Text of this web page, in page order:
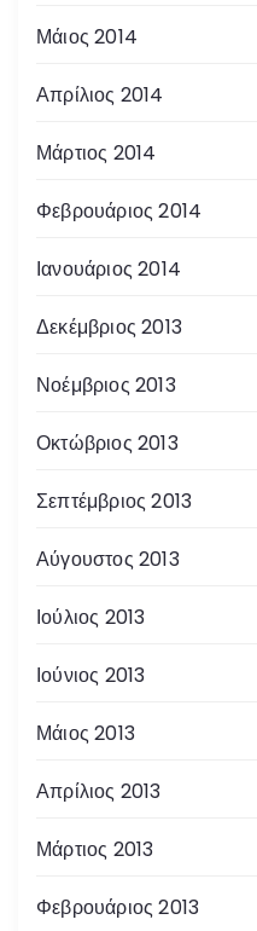
Μάιος 2014
Απρίλιος 2014
Μάρτιος 2014
Φεβρουάριος 2014
Ιανουάριος 2014
Δεκέμβριος 2013
Νοέμβριος 2013
Οκτώβριος 2013
Σεπτέμβριος 2013
Αύγουστος 2013
Ιούλιος 2013
Ιούνιος 2013
Μάιος 2013
Απρίλιος 2013
Μάρτιος 2013
Φεβρουάριος 2013